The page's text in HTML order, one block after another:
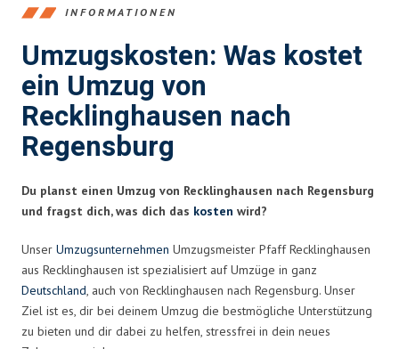
INFORMATIONEN
Umzugskosten: Was kostet
ein Umzug von
Recklinghausen nach
Regensburg
Du planst einen Umzug von Recklinghausen nach Regensburg
und fragst dich, was dich das kosten wird?
Unser Umzugsunternehmen Umzugsmeister Pfaff Recklinghausen
aus Recklinghausen ist spezialisiert auf Umzüge in ganz
Deutschland, auch von Recklinghausen nach Regensburg. Unser
Ziel ist es, dir bei deinem Umzug die bestmögliche Unterstützung
zu bieten und dir dabei zu helfen, stressfrei in dein neues